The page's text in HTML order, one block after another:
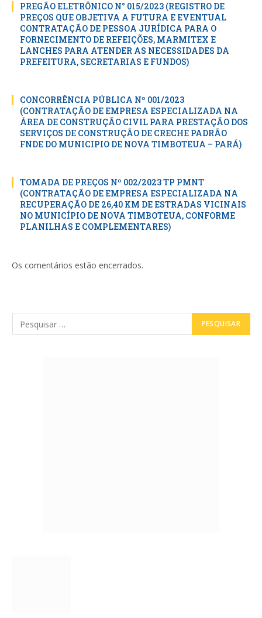
PREGÃO ELETRÔNICO N° 015/2023 (REGISTRO DE
PREÇOS QUE OBJETIVA A FUTURA E EVENTUAL
CONTRATAÇÃO DE PESSOA JURÍDICA PARA O
FORNECIMENTO DE REFEIÇÕES, MARMITEX E
LANCHES PARA ATENDER AS NECESSIDADES DA
PREFEITURA, SECRETARIAS E FUNDOS)
CONCORRÊNCIA PÚBLICA Nº 001/2023
(CONTRATAÇÃO DE EMPRESA ESPECIALIZADA NA
ÁREA DE CONSTRUÇÃO CIVIL PARA PRESTAÇÃO DOS
SERVIÇOS DE CONSTRUÇÃO DE CRECHE PADRÃO
FNDE DO MUNICIPIO DE NOVA TIMBOTEUA – PARÁ)
TOMADA DE PREÇOS Nº 002/2023 TP PMNT
(CONTRATAÇÃO DE EMPRESA ESPECIALIZADA NA
RECUPERAÇÃO DE 26,40 KM DE ESTRADAS VICINAIS
NO MUNICÍPIO DE NOVA TIMBOTEUA, CONFORME
PLANILHAS E COMPLEMENTARES)
Os comentários estão encerrados.